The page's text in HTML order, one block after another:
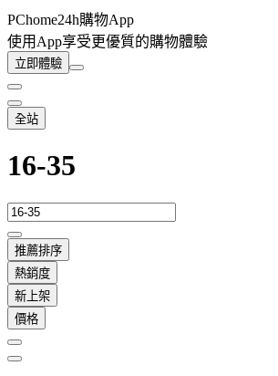
PChome24h購物App
使用App享受更優質的購物體驗
立即體驗
全站
16-35
推薦排序
熱銷度
新上架
價格